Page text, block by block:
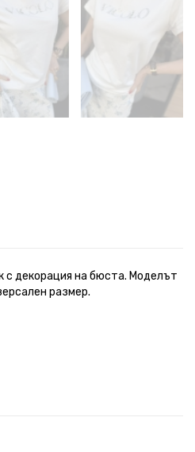
с декорация на бюста. Моделът
размер.